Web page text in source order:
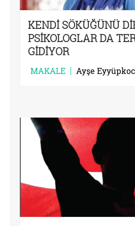
KENDİ SÖKÜĞÜNÜ
PSİKOLOGLAR DA
GİDİYOR
MAKALE Ayşe